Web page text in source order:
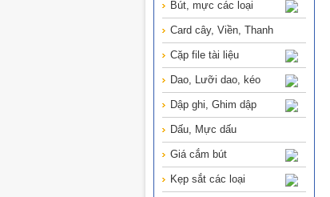
Bút, mực các loại
Card cây, Viền, Thanh
Cặp file tài liệu
Dao, Lưỡi dao, kéo
Dập ghi, Ghim dập
Dấu, Mực dấu
Giá cắm bút
Kẹp sắt các loại